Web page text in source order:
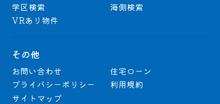
学区検索
海側検索
VRあり物件
その他
お問い合わせ
住宅ローン
プライバシーポリシー
利用規約
サイトマップ